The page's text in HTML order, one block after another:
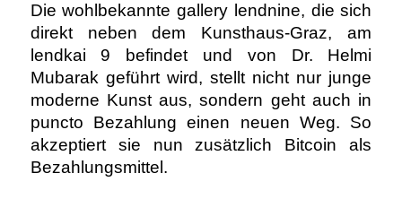
Die wohlbekannte gallery lendnine, die sich
direkt neben dem Kunsthaus-Graz, am
lendkai 9 befindet und von Dr. Helmi
Mubarak geführt wird, stellt nicht nur junge
moderne Kunst aus, sondern geht auch in
puncto Bezahlung einen neuen Weg. So
akzeptiert sie nun zusätzlich Bitcoin als
Bezahlungsmittel.